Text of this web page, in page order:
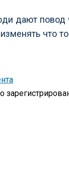
дают повод
что